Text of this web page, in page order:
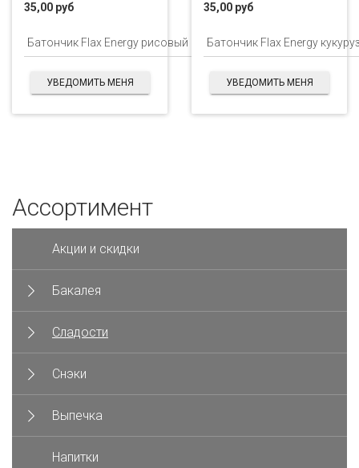
35,00 руб
УВЕДОМИТЬ МЕНЯ
35,00 руб
УВЕДОМИТЬ МЕНЯ
Ассортимент
Акции и скидки
Бакалея
Сладости
Снэки
Выпечка
Напитки